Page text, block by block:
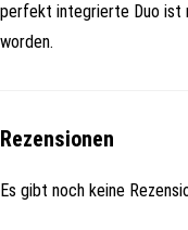
perfekt integrierte Duo ist
worden.
Rezensionen
Es gibt noch keine